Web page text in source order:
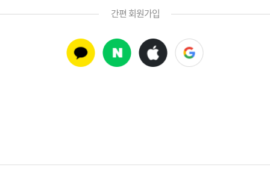
간편 회원가입